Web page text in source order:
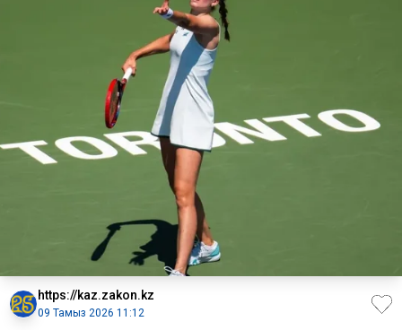
https://kaz.zakon.kz
09 Тамыз 2026 11:12